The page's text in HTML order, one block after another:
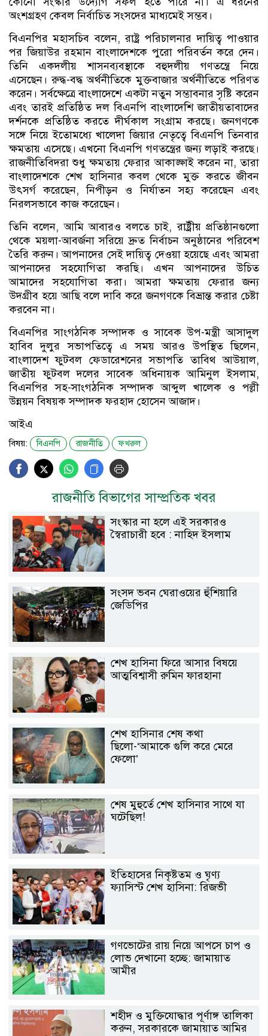
অংশগ্রহণ কেবল নির্বাচিত সংসদের মাধ্যমেই সম্ভব।
বিএনপির মহাসচিব বলেন, রাষ্ট্র পরিচালনার দায়িত্ব পাওয়ার
পর জিয়াউর রহমান বাংলাদেশকে পুরো পরিবর্তন করে দেন।
তিনি একদলীয় শাসনব্যবস্থাকে বহুদলীয় গণতন্ত্রে নিয়ে
এসেছেন। রুদ্ধ-বদ্ধ অর্থনীতিকে মুক্তবাজার অর্থনীতিতে পরিণত
করেন। সর্বক্ষেত্রে বাংলাদেশে একটা নতুন সম্ভাবনার সৃষ্টি করেন
এবং তারই প্রতিষ্ঠিত দল বিএনপি বাংলাদেশি জাতীয়তাবাদের
দর্শনকে প্রতিষ্ঠিত করতে দীর্ঘকাল সংগ্রাম করছে। জনগণকে
সঙ্গে নিয়ে ইতোমধ্যে খালেদা জিয়ার নেতৃত্বে বিএনপি তিনবার
ক্ষমতায় এসেছে। এখনো বিএনপি গণতন্ত্রের জন্য লড়াই করছে।
রাজনীতিবিদরা শুধু ক্ষমতায় ফেরার আকাঙ্ক্ষাই করেন না, তারা
বাংলাদেশকে শেখ হাসিনার কবল থেকে মুক্ত করতে জীবন
উৎসর্গ করেছেন, নিপীড়ন ও নির্যাতন সহ্য করেছেন এবং
নিরলসভাবে কাজ করেছেন।
তিনি বলেন, আমি আবারও বলতে চাই, রাষ্ট্রীয় প্রতিষ্ঠানগুলো
থেকে ময়লা-আবর্জনা সরিয়ে দ্রুত নির্বাচন অনুষ্ঠানের পরিবেশ
তৈরি করুন। আপনাদের সেই দায়িত্ব দেওয়া হয়েছে এবং আমরা
আপনাদের সহযোগিতা করছি। এখন আপনাদের উচিত
আমাদের সহযোগিতা করা। আমরা ক্ষমতায় ফেরার জন্য
উদগ্রীব হয়ে আছি বলে দাবি করে জনগণকে বিভ্রান্ত করার চেষ্টা
করবেন না।
বিএনপির সাংগঠনিক সম্পাদক ও সাবেক উপ-মন্ত্রী আসাদুল
হাবিব দুলুর সভাপতিত্বে এ সময় আরও উপস্থিত ছিলেন,
বাংলাদেশ ফুটবল ফেডারেশনের সভাপতি তাবিথ আউয়াল,
জাতীয় ফুটবল দলের সাবেক অধিনায়ক আমিনুল ইসলাম,
বিএনপির সহ-সাংগঠনিক সম্পাদক আব্দুল খালেক ও পল্লী
উন্নয়ন বিষয়ক সম্পাদক ফরহাদ হোসেন আজাদ।
আইএ
বিষয়: বিএনপি রাজনীতি ফখরুল
রাজনীতি বিভাগের সাম্প্রতিক খবর
সংস্কার না হলে এই সরকারও
স্বৈরাচারী হবে : নাহিদ ইসলাম
সংসদ ভবন ঘেরাওয়ের হুঁশিয়ারি
জেডিপির
শেখ হাসিনা ফিরে আসার বিষয়ে
আত্মবিশ্বাসী রুমিন ফারহানা
শেখ হাসিনার শেষ কথা
ছিলো-‘আমাকে গুলি করে মেরে
ফেলো’
শেষ মুহুর্তে শেখ হাসিনার সাথে যা
ঘটেছিল!
ইতিহাসের নিকৃষ্টতম ও ঘৃণ্য
ফ্যাসিস্ট শেখ হাসিনা: রিজভী
গণভোটের রায় নিয়ে আপসে চাপ ও
লোভ দেখানো হচ্ছে: জামায়াত
আমীর
শহীদ ও মুক্তিযোদ্ধার পূর্ণাঙ্গ তালিকা
করুন, সরকারকে জামায়াত আমির